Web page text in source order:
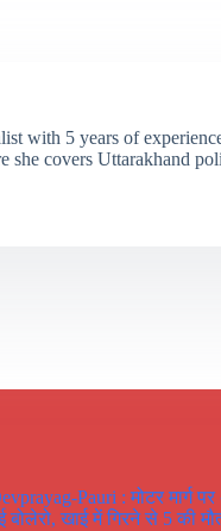
with 5 years of
she covers Uttarakhand
Pauri : मोटर मार्ग
बोलेरो, खाई में गिरने से 5 की